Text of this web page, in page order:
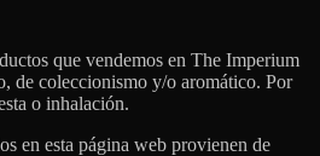
que vendemos en The Imperium
de coleccionismo y/o aromático. Por
o inhalación.
en esta página web provienen de